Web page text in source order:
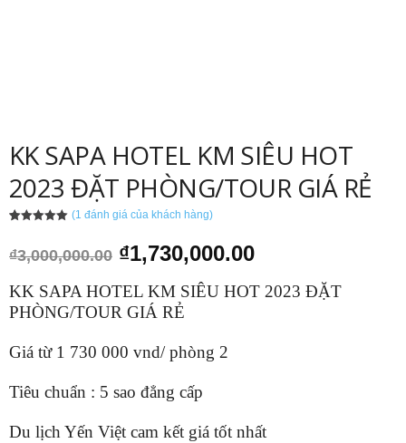
KK SAPA HOTEL KM SIÊU HOT
2023 ĐẶT PHÒNG/TOUR GIÁ RẺ
đánh giá
(1 đánh giá của khách hàng)
₫3,000,000.00 Giá
gốc
là:
₫3,000,000.00.
₫1,730,000.00Giá
tại
KK SAPA HOTEL KM SIÊU HOT 2023 ĐẶT
PHÒNG/TOUR GIÁ RẺ
Giá từ 1 730 000 vnd/ phòng 2
Tiêu chuẩn : 5 sao đẳng cấp
Du lịch Yến Việt cam kết giá tốt nhất